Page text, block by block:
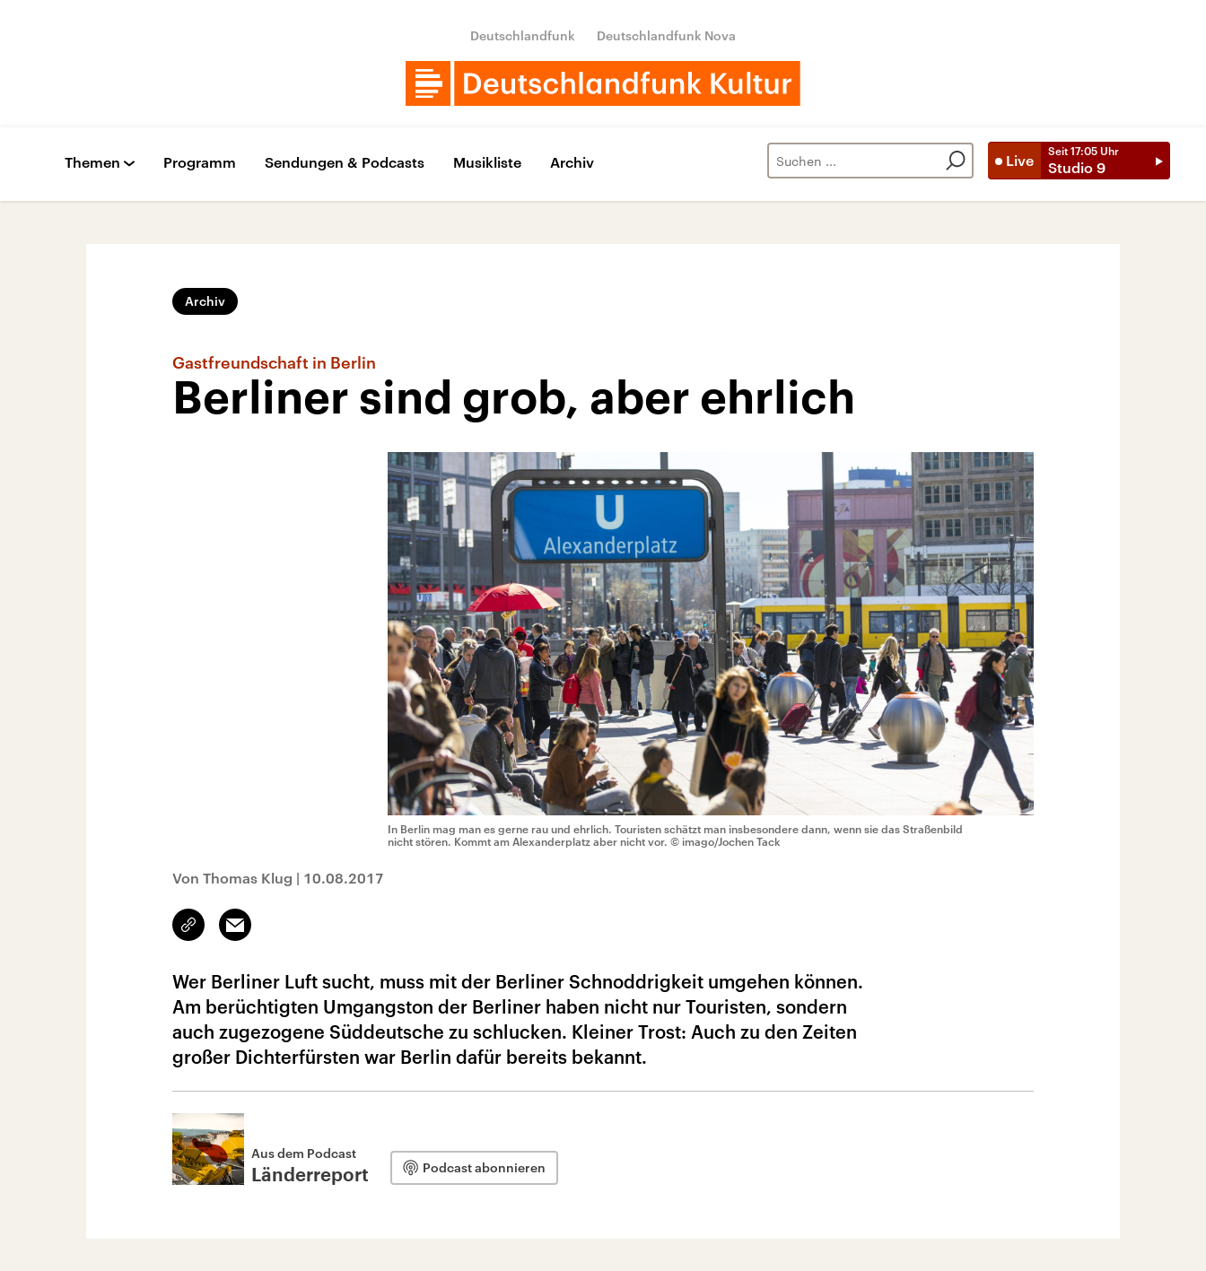
Deutschlandfunk Deutschlandfunk Nova
Live
Seit 17:05 Uhr
Studio 9
Themen Programm Sendungen & Podcasts Musikliste Archiv
Archiv
Gastfreundschaft in Berlin
Berliner sind grob, aber ehrlich
In Berlin mag man es gerne rau und ehrlich. Touristen schätzt man insbesondere dann, wenn sie das Straßenbild
nicht stören. Kommt am Alexanderplatz aber nicht vor. © imago/Jochen Tack
Von Thomas Klug | 10.08.2017
Link
kopieren/teilen
Email
Wer Berliner Luft sucht, muss mit der Berliner Schnoddrigkeit umgehen können.
Am berüchtigten Umgangston der Berliner haben nicht nur Touristen, sondern
auch zugezogene Süddeutsche zu schlucken. Kleiner Trost: Auch zu den Zeiten
großer Dichterfürsten war Berlin dafür bereits bekannt.
Aus dem Podcast
Länderreport Podcast abonnieren